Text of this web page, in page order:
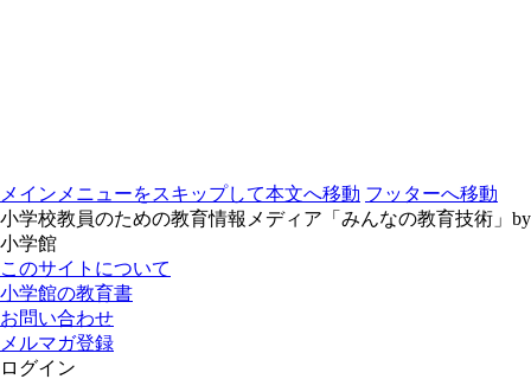
メインメニューをスキップして本文へ移動 フッターへ移動
小学校教員のための教育情報メディア「みんなの教育技術」by
小学館
このサイトについて
小学館の教育書
お問い合わせ
メルマガ登録
ログイン